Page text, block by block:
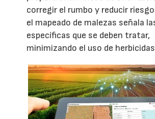
corregir el rumbo y reducir
el mapeado de malezas señala
específicas que se deben tratar,
minimizando el uso de